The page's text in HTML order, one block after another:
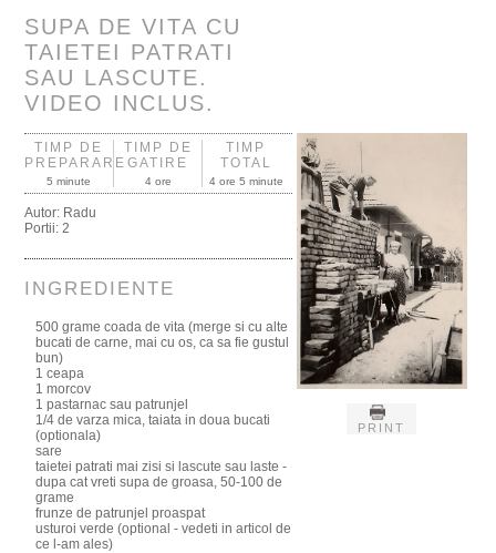
SUPA DE VITA CU
TAIETEI PATRATI
SAU LASCUTE.
VIDEO INCLUS.
PRINT
TIMP DE
PREPARARE
5 minute
TIMP DE
GATIRE
4 ore
TIMP
TOTAL
4 ore 5 minute
Autor: Radu
Portii:2
INGREDIENTE
500 grame coada de vita (merge si cu alte
bucati de carne, mai cu os, ca sa fie gustul
bun)
1 ceapa
1 morcov
1 pastarnac sau patrunjel
1/4 de varza mica, taiata in doua bucati
(optionala)
sare
taietei patrati mai zisi si lascute sau laste -
dupa cat vreti supa de groasa, 50-100 de
grame
frunze de patrunjel proaspat
usturoi verde (optional - vedeti in articol de
ce l-am ales)